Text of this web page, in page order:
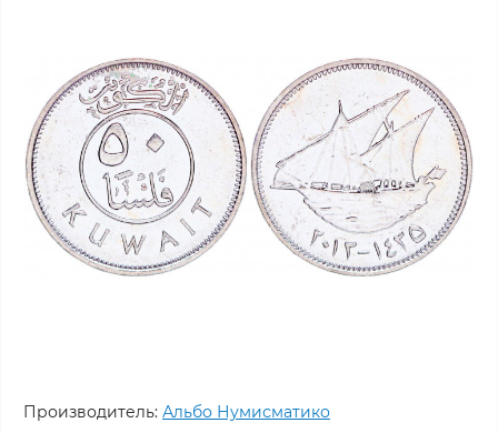
Производитель: Альбо Нумисматико